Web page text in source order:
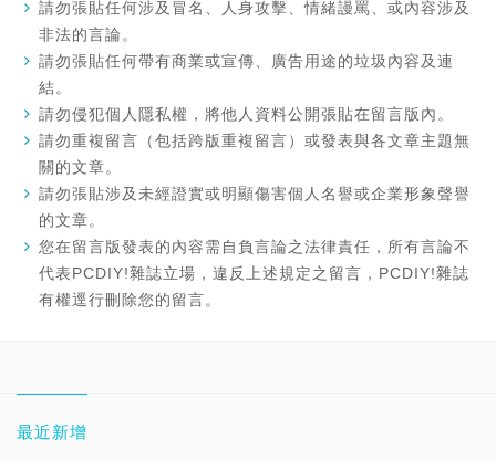
請勿張貼任何涉及冒名、人身攻擊、情緒謾罵、或內容涉及
非法的言論。
請勿張貼任何帶有商業或宣傳、廣告用途的垃圾內容及連
結。
請勿侵犯個人隱私權，將他人資料公開張貼在留言版內。
請勿重複留言（包括跨版重複留言）或發表與各文章主題無
關的文章。
請勿張貼涉及未經證實或明顯傷害個人名譽或企業形象聲譽
的文章。
您在留言版發表的內容需自負言論之法律責任，所有言論不
代表PCDIY!雜誌立場，違反上述規定之留言，PCDIY!雜誌
有權逕行刪除您的留言。
最近新增